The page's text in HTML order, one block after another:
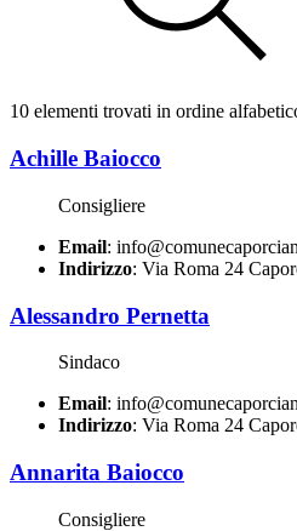
10 elementi trovati in ordine
Achille Baiocco
Consigliere
Email:
Indirizzo: Via Roma 24
Alessandro Pernetta
Sindaco
Email:
Indirizzo: Via Roma 24
Annarita Baiocco
Consigliere